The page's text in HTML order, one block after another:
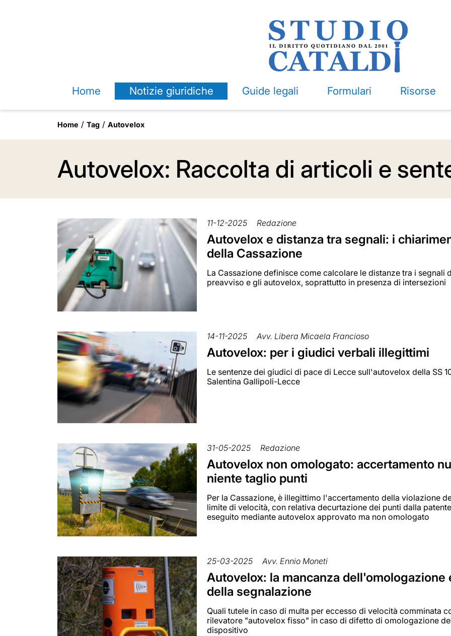
Home Notizie giuridiche Guide legali Formulari Risorse
Home Tag Autovelox
Autovelox: Raccolta di articoli e
11-12-2025 Redazione
Autovelox e distanza tra segnali: i
della Cassazione
La Cassazione definisce come calcolare le distanze tra i segnali
preavviso e gli autovelox, soprattutto in presenza di intersezioni
14-11-2025 Avv. Libera Micaela Francioso
Autovelox: per i giudici verbali illegittimi
Le sentenze dei giudici di pace di Lecce sull'autovelox della SS
Salentina Gallipoli-Lecce
31-05-2025 Redazione
Autovelox non omologato: accertamento
niente taglio punti
Per la Cassazione, è illegittimo l'accertamento della violazione
limite di velocità, con relativa decurtazione dei punti dalla
eseguito mediante autovelox approvato ma non omologato
25-03-2025 Avv. Ennio Moneti
Autovelox: la mancanza dell'omologazione
della segnalazione
Quali tutele in caso di multa per eccesso di velocità comminata
rilevatore "autovelox fisso" in caso di difetto di omologazione
dispositivo